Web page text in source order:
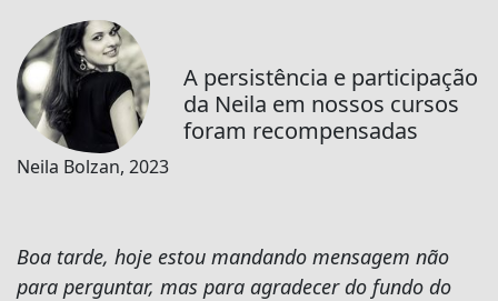
A persistência e participação
da Neila em nossos cursos
foram recompensadas
Neila Bolzan, 2023
Boa tarde, hoje estou mandando mensagem não
para perguntar, mas para agradecer do fundo do